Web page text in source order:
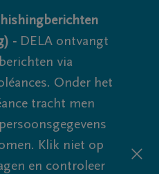
- DELA ontvangt
via
Onder het
tracht men
Klik niet op
en controleer